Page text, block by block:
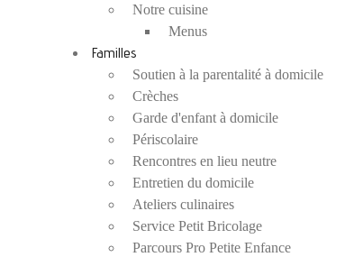
Notre cuisine
Menus
Familles
Soutien à la parentalité à domicile
Crèches
Garde d'enfant à domicile
Périscolaire
Rencontres en lieu neutre
Entretien du domicile
Ateliers culinaires
Service Petit Bricolage
Parcours Pro Petite Enfance